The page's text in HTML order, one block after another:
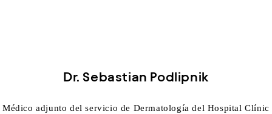
Dr. Sebastian Podlipnik
Médico adjunto del servicio de Dermatología del Hospital Clínic